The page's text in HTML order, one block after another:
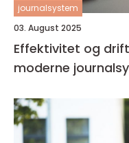
journalsystem
03. August 2025
Effektivitet og
moderne